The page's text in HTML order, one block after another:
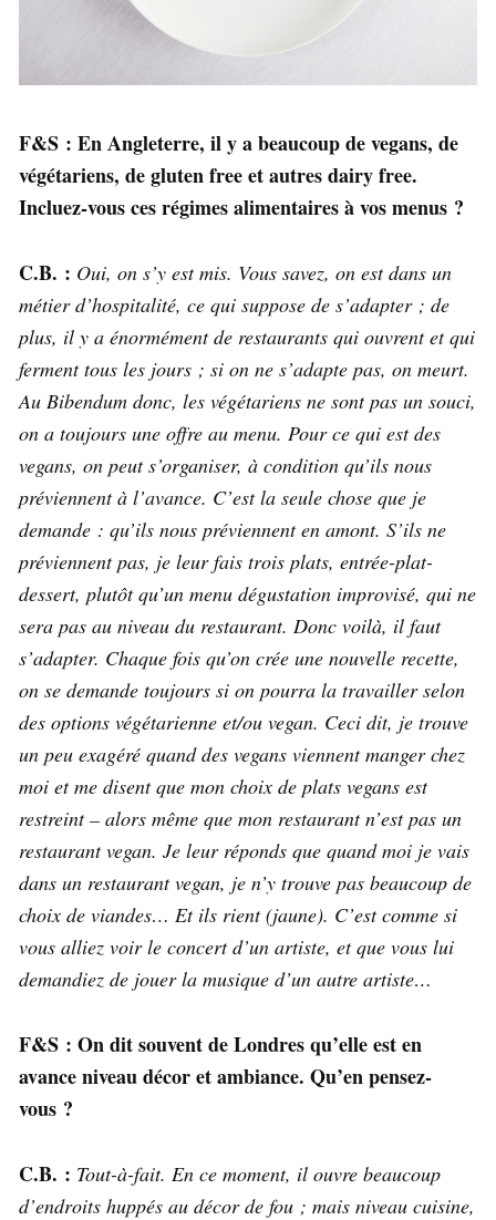
F&S : En Angleterre, il y a beaucoup de vegans, de
végétariens, de gluten free et autres dairy free.
Incluez-vous ces régimes alimentaires à vos menus ?
C.B. : Oui, on s’y est mis. Vous savez, on est dans un
métier d’hospitalité, ce qui suppose de s’adapter ; de
plus, il y a énormément de restaurants qui ouvrent et qui
ferment tous les jours ; si on ne s’adapte pas, on meurt.
Au Bibendum donc, les végétariens ne sont pas un souci,
on a toujours une offre au menu. Pour ce qui est des
vegans, on peut s’organiser, à condition qu’ils nous
préviennent à l’avance. C’est la seule chose que je
demande : qu’ils nous préviennent en amont. S’ils ne
préviennent pas, je leur fais trois plats, entrée-plat-
dessert, plutôt qu’un menu dégustation improvisé, qui ne
sera pas au niveau du restaurant. Donc voilà, il faut
s’adapter. Chaque fois qu’on crée une nouvelle recette,
on se demande toujours si on pourra la travailler selon
des options végétarienne et/ou vegan. Ceci dit, je trouve
un peu exagéré quand des vegans viennent manger chez
moi et me disent que mon choix de plats vegans est
restreint – alors même que mon restaurant n’est pas un
restaurant vegan. Je leur réponds que quand moi je vais
dans un restaurant vegan, je n’y trouve pas beaucoup de
choix de viandes… Et ils rient (jaune). C’est comme si
vous alliez voir le concert d’un artiste, et que vous lui
demandiez de jouer la musique d’un autre artiste…
F&S : On dit souvent de Londres qu’elle est en
avance niveau décor et ambiance. Qu’en pensez-
vous ?
C.B. : Tout-à-fait. En ce moment, il ouvre beaucoup
d’endroits huppés au décor de fou ; mais niveau cuisine,